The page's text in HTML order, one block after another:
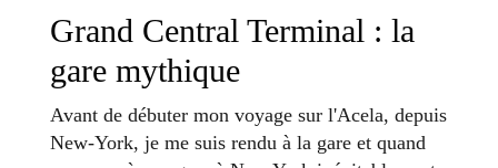
Grand Central Terminal : la
gare mythique
Avant de débuter mon voyage sur l'Acela, depuis
New-York, je me suis rendu à la gare et quand